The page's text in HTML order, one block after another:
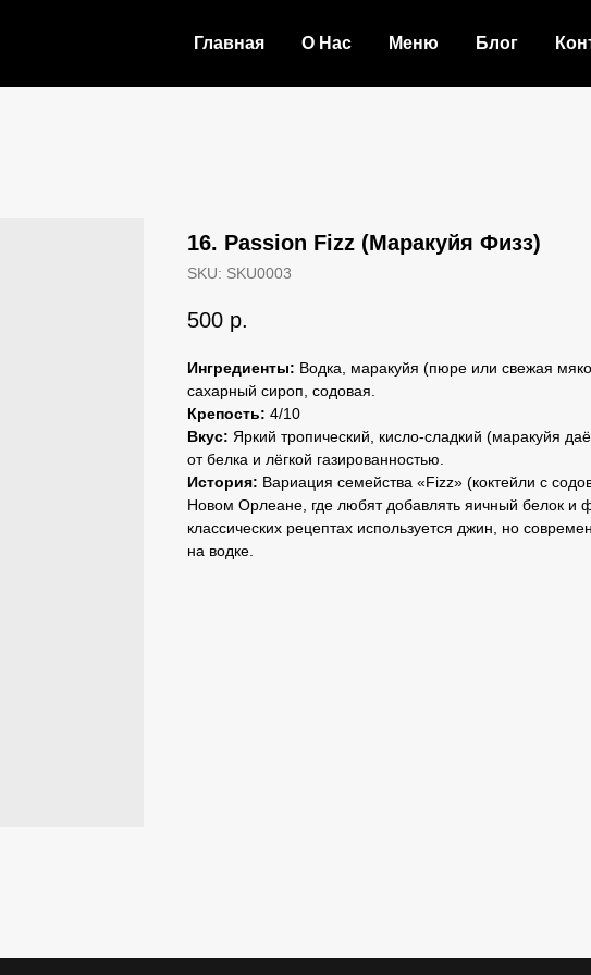
Главная О Нас Меню Блог
16. Passion Fizz (Маракуйя Физз)
SKU: SKU0003
500 р.
Ингредиенты: Водка, маракуйя (пюре или свежая
сахарный сироп, содовая.
Крепость: 4/10
Вкус: Яркий тропический, кисло-сладкий (маракуйя
от белка и лёгкой газированностью.
История: Вариация семейства «Fizz» (коктейли с
Новом Орлеане, где любят добавлять яичный белок и
классических рецептах используется джин, но
на водке.